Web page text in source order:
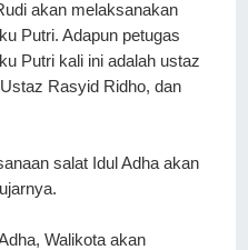
akan melaksanakan
Putri. Adapun petugas
Putri kali ini adalah ustaz
Rasyid Ridho, dan
salat Idul Adha akan
Walikota akan